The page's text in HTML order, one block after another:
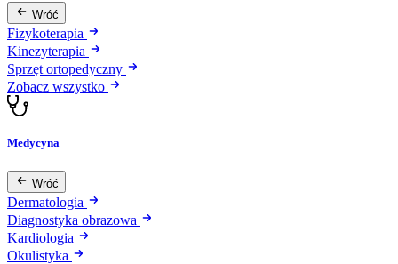
Wróć
Fizykoterapia
Kinezyterapia
Sprzęt ortopedyczny
Zobacz wszystko
Medycyna
Wróć
Dermatologia
Diagnostyka obrazowa
Kardiologia
Okulistyka